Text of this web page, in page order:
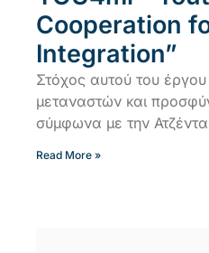
Cooperation
Integration”
Στόχος αυτού του
μεταναστών και
σύμφωνα με την
Read More »